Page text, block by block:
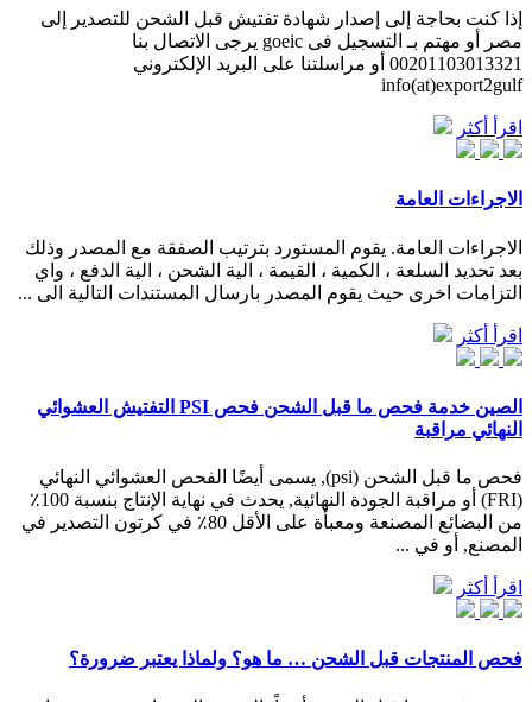
إذا كنت بحاجة إلى إصدار شهادة تفتيش قبل الشحن للتصدير إلى
مصر أو مهتم بـ التسجيل فى goeic يرجى الاتصال بنا
00201103013321 أو مراسلتنا على البريد الإلكتروني
info(at)export2gulf
اقرأ أكثر
الاجراءات العامة
الاجراءات العامة. يقوم المستورد بترتيب الصفقة مع المصدر وذلك
بعد تحديد السلعة ، الكمية ، القيمة ، الية الشحن ، الية الدفع ، واي
التزامات اخرى حيث يقوم المصدر بارسال المستندات التالية الى ...
اقرأ أكثر
الصين خدمة فحص ما قبل الشحن فحص PSI التفتيش العشوائي
النهائي مراقبة
فحص ما قبل الشحن (psi), يسمى أيضًا الفحص العشوائي النهائي
(FRI) أو مراقبة الجودة النهائية, يحدث في نهاية الإنتاج بنسبة 100٪
من البضائع المصنعة ومعبأة على الأقل 80٪ في كرتون التصدير في
المصنع, أو في ...
اقرأ أكثر
فحص المنتجات قبل الشحن … ما هو؟ ولماذا يعتبر ضرورة؟